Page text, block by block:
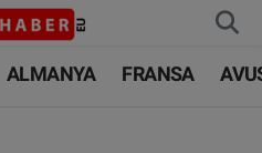
ALMANYA FRANSA